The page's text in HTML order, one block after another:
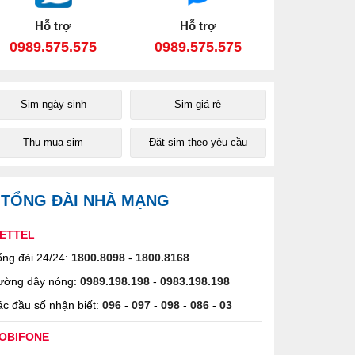
Hỗ trợ
0989.575.575
Hỗ trợ
0989.575.575
Sim ngày sinh Sim giá rẻ
Thu mua sim Đặt sim theo yêu cầu
TỔNG ĐÀI NHÀ MẠNG
đài 24/24: 1800.8098 - 1800.8168
dây nóng: 0989.198.198 - 0983.198.198
đầu số nhận biết: 096 - 097 - 098 - 086 - 03